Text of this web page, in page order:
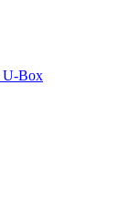
U-Box